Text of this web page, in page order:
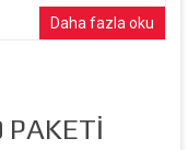
Daha fazla oku
PAKETİ